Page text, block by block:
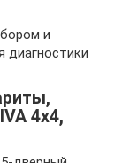
и
диагностики
4х4,